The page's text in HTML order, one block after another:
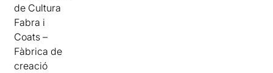
de Cultura
Fabra i
Coats –
Fàbrica de
creació